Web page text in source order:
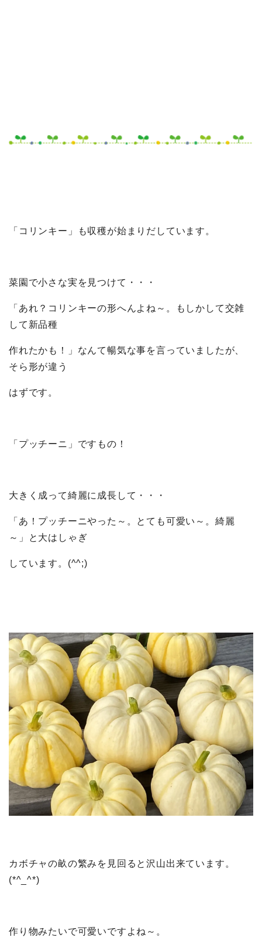
「コリンキー」も収穫が始まりだしています。
菜園で小さな実を見つけて・・・
「あれ？コリンキーの形へんよね～。もしかして交雑
して新品種
作れたかも！」なんて暢気な事を言っていましたが、
そら形が違う
はずです。
「プッチーニ」ですもの！
大きく成って綺麗に成長して・・・
「あ！プッチーニやった～。とても可愛い～。綺麗
～」と大はしゃぎ
しています。(^^;)
カボチャの畝の繁みを見回ると沢山出来ています。
(*^_^*)
作り物みたいで可愛いですよね～。